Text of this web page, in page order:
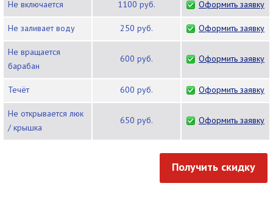
Не включается 1100 руб. Оформить заявку
Не заливает воду 250 руб. Оформить заявку
Не вращается
барабан
600 руб. Оформить заявку
Течёт 600 руб. Оформить заявку
Не открывается люк
/ крышка
650 руб. Оформить заявку
Получить скидку